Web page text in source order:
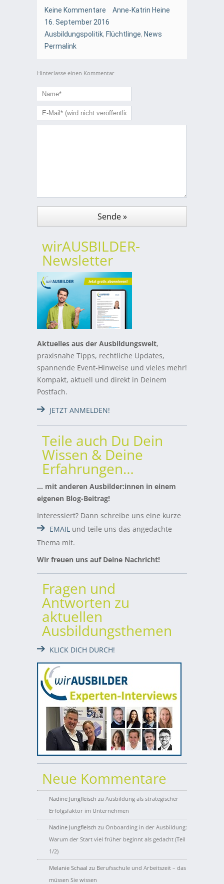
Keine Kommentare
Anne-Katrin Heine
16. September 2016
Ausbildungspolitik, Flüchtlinge, News
Permalink
Hinterlasse einen Kommentar
wirAUSBILDER-
Newsletter
Aktuelles aus der Ausbildungswelt,
praxisnahe Tipps, rechtliche Updates,
spannende Event-Hinweise und vieles mehr!
Kompakt, aktuell und direkt in Deinem
Postfach.
JETZT ANMELDEN!
Teile auch Du Dein
Wissen & Deine
Erfahrungen…
… mit anderen Ausbilder:innen in einem
eigenen Blog-Beitrag!
Interessiert? Dann schreibe uns eine kurze
EMAIL und teile uns das angedachte
Thema mit.
Wir freuen uns auf Deine Nachricht!
Fragen und
Antworten zu
aktuellen
Ausbildungsthemen
KLICK DICH DURCH!
Neue Kommentare
Nadine Jungfleisch zu Ausbildung als strategischer
Erfolgsfaktor im Unternehmen
Nadine Jungfleisch zu Onboarding in der Ausbildung:
Warum der Start viel früher beginnt als gedacht (Teil
1/2)
Melanie Schaal zu Berufsschule und Arbeitszeit – das
müssen Sie wissen